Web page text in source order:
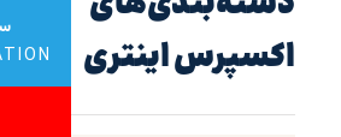
اکسپرس اینتری